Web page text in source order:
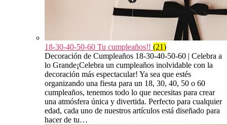
18-30-40-50-60 Tu cumpleaños!! (21)
Decoración de Cumpleaños 18-30-40-50-60 | Celebra a
lo Grande¡Celebra un cumpleaños inolvidable con la
decoración más espectacular! Ya sea que estés
organizando una fiesta para un 18, 30, 40, 50 o 60
cumpleaños, tenemos todo lo que necesitas para crear
una atmósfera única y divertida. Perfecto para cualquier
edad, cada uno de nuestros artículos está diseñado para
hacer de tu…